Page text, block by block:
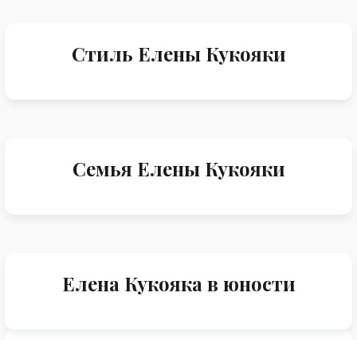
Стиль Елены Кукояки
Семья Елены Кукояки
Елена Кукояка в юности